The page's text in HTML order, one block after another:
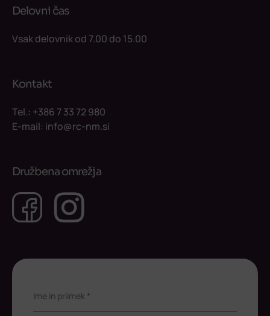
Delovni čas
Vsak delovnik od 7.00 do 15.00
Kontakt
Tel.: +386 7 33 72 980
E-mail: info@rc-nm.si
Družbena omrežja
Facebook
Instagram
Ime in priimek *